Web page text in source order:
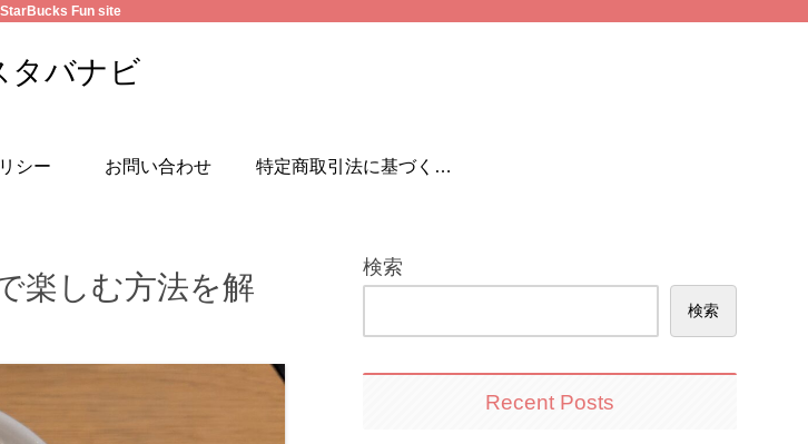
StarBucks Fun site
タバナビ
シー お問い合わせ 特定商取引法に基づく表
楽しむ方法を解
検索
検索
Recent Posts